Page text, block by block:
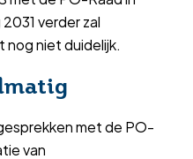
verder zal
nog niet duidelijk.
met de PO-
van